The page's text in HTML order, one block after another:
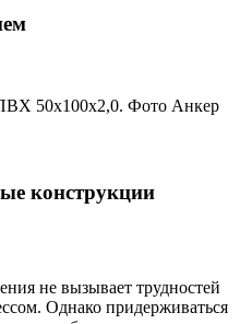
50х100х2,0. Фото Анкер
конструкции
не вызывает трудностей
Однако придерживаться